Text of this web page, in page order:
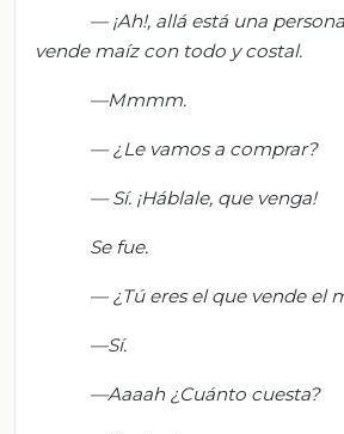
— ¡Ah!, allá está una
vende maíz con todo y costal.
—Mmmm.
— ¿Le vamos a comprar?
— Sí. ¡Háblale, que venga!
Se fue.
— ¿Tú eres el que vende el
—Sí.
—Aaaah ¿Cuánto cuesta?